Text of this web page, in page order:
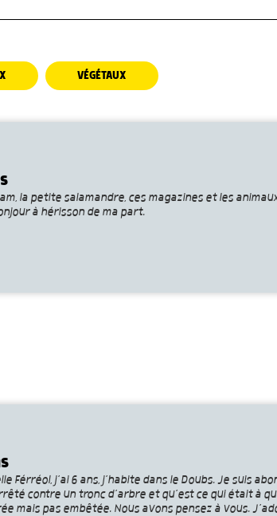
VÉGÉTAUX
la petite salamandre, ces magazines et les
à hérisson de ma part.
Férréol, j’ai 6 ans, j’habite dans le Doubs. Je suis
contre un tronc d’arbre et qu’est ce qui était à
mais pas embêtée. Nous avons pensez à vous.